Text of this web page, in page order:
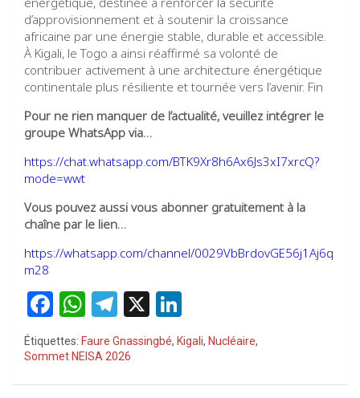
d’approvisionnement et à soutenir la croissance
africaine par une énergie stable, durable et accessible.
À Kigali, le Togo a ainsi réaffirmé sa volonté de
contribuer activement à une architecture énergétique
continentale plus résiliente et tournée vers l’avenir. Fin
Pour ne rien manquer de l’actualité, veuillez intégrer le
groupe WhatsApp via…
https://chat.whatsapp.com/BTK9Xr8h6Ax6Js3xI7xrcQ?
mode=wwt
Vous pouvez aussi vous abonner gratuitement à la
chaîne par le lien…
https://whatsapp.com/channel/0029VbBrdovGE56j1Aj6q
m28
F
a
ce
b
W
h
at
s
T
el
e
gr
X
n
ke
dI
Étiquettes: Faure Gnassingbé, Kigali, Nucléaire,
Sommet NEISA 2026